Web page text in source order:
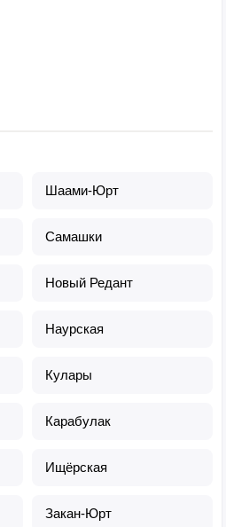
Шаами-Юрт
Самашки
Новый Редант
Наурская
Кулары
Карабулак
Ищёрская
Закан-Юрт